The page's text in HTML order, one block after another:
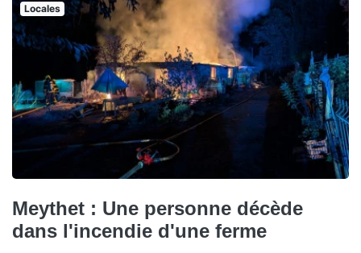
Locales
Meythet : Une personne décède
dans l'incendie d'une ferme